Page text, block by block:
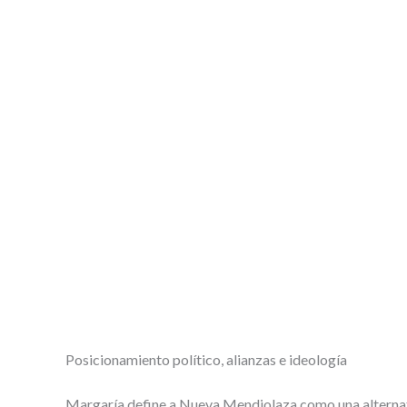
Posicionamiento político, alianzas e ideología